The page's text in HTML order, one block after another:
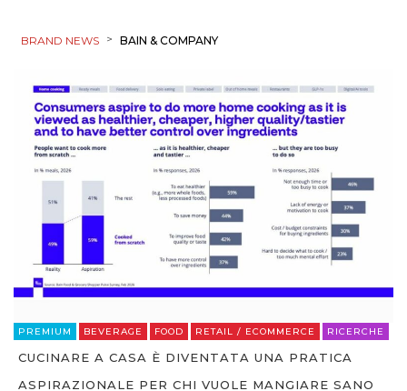
BRAND NEWS > BAIN & COMPANY
PREMIUM BEVERAGE FOOD RETAIL / ECOMMERCE RICERCHE
CUCINARE A CASA È DIVENTATA UNA PRATICA
ASPIRAZIONALE PER CHI VUOLE MANGIARE SANO